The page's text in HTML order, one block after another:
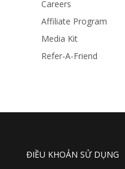
Careers
Affiliate Program
Media Kit
Refer-A-Friend
ĐIỀU KHOẢN SỬ DỤNG